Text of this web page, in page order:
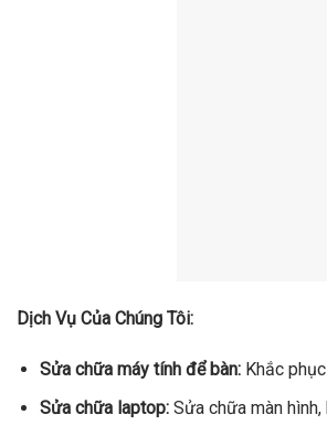
Dịch Vụ Của Chúng Tôi:
Sửa chữa máy tính để bàn:Khắc phục
Sửa chữa laptop:Sửa chữa màn hình,